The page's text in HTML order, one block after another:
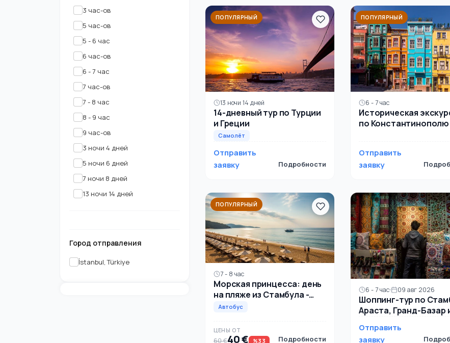
3 час-ов
5 час-ов
5 - 6 час
6 час-ов
6 - 7 час
7 час-ов
7 - 8 час
8 - 9 час
9 час-ов
3 ночи 4 дней
5 ночи 6 дней
7 ночи 8 дней
13 ночи 14 дней
Город отправления
İstanbul, Türkiye
ПОПУЛЯРНЫЙ
13 ночи 14 дней
14-дневный тур по Турции
и Греции
Самолёт
Отправить
заявку
Подробности
ПОПУЛЯРНЫЙ
6 - 7 час
Историческая
по Константинополю
Стамбула
Отправить
заявку
ПОПУЛЯРНЫЙ
7 - 8 час
Морская принцесса: день
на пляже из Стамбула -
солнце и море
Автобус
ЦЕНЫ ОТ
60 €40 € %33 Подробности
6 - 7 час 09 авг 2026
Шоппинг-тур по
Араста, Гранд-Базар
Отправить
заявку